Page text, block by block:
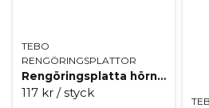
TEBO
RENGÖRINGSPLATTOR
Rengöringsplatta hörn Softgrip
117 kr / styck